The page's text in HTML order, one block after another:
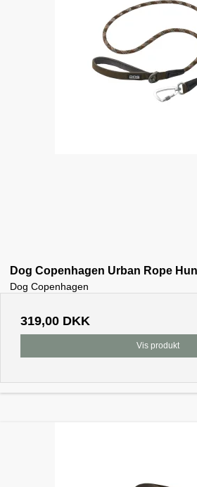
Dog Copenhagen Urban Rope
Dog Copenhagen
319,00 DKK
Vis produkt